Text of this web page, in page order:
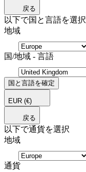
戻る
以下で国と言語を選択
地域
国/地域 - 言語
国と言語を確定
EUR (€)
戻る
以下で通貨を選択
地域
通貨